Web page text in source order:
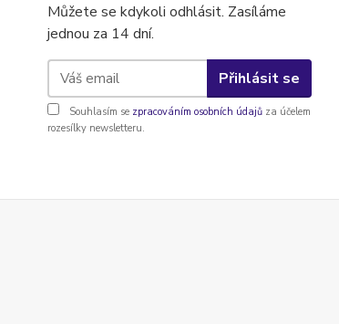
Můžete se kdykoli odhlásit. Zasíláme
jednou za 14 dní.
Přihlásit se
Souhlasím se zpracováním osobních údajů za účelem
rozesílky newsletteru.